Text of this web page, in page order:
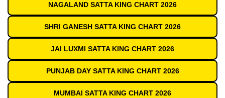
NAGALAND SATTA KING CHART 2026
SHRI GANESH SATTA KING CHART 2026
JAI LUXMI SATTA KING CHART 2026
PUNJAB DAY SATTA KING CHART 2026
MUMBAI SATTA KING CHART 2026